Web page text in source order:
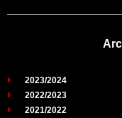
2023/2024
2022/2023
2021/2022